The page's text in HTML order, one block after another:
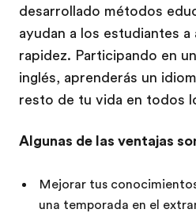
desarrollado métodos
ayudan a los estudiantes
rapidez. Participando en
inglés, aprenderás un
resto de tu vida en todos
Algunas de las ventajas
Mejorar tus
una temporada en el